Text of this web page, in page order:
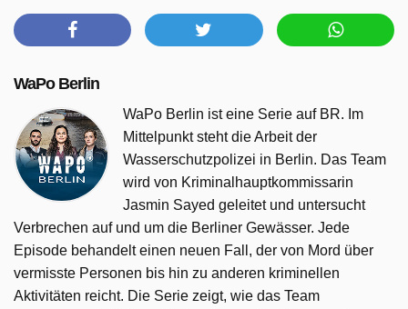
WaPo Berlin
WaPo Berlin ist eine Serie auf BR. Im
Mittelpunkt steht die Arbeit der
Wasserschutzpolizei in Berlin. Das Team
wird von Kriminalhauptkommissarin
Jasmin Sayed geleitet und untersucht
Verbrechen auf und um die Berliner Gewässer. Jede
Episode behandelt einen neuen Fall, der von Mord über
vermisste Personen bis hin zu anderen kriminellen
Aktivitäten reicht. Die Serie zeigt, wie das Team